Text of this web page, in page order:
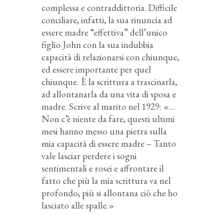
complessa e contraddittoria. Difficile
conciliare, infatti, la sua rinuncia ad
essere madre “effettiva” dell’unico
figlio John con la sua indubbia
capacità di relazionarsi con chiunque,
ed essere importante per quel
chiunque. È la scrittura a trascinarla,
ad allontanarla da una vita di sposa e
madre. Scrive al marito nel 1929: «…
Non c’è niente da fare, questi ultimi
mesi hanno messo una pietra sulla
mia capacità di essere madre – Tanto
vale lasciar perdere i sogni
sentimentali e rosei e affrontare il
fatto che più la mia scrittura va nel
profondo, più si allontana ciò che ho
lasciato alle spalle.»